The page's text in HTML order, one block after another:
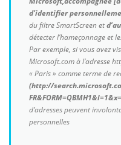
d’identifier
du filtre SmartScreen et
détecter l’hameçonnage et
Par exemple, si vous avez
Microsoft.com à l’adresse
« Paris » comme terme de
(http://
d’adresses peuvent
personnelles